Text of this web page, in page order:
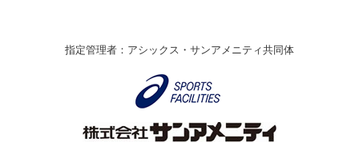
伊丹市総合体育大会 バレーボール大会が開催されました
なわとびイベントを開催しました！
指定管理者：アシックス・サンアメニティ共同体